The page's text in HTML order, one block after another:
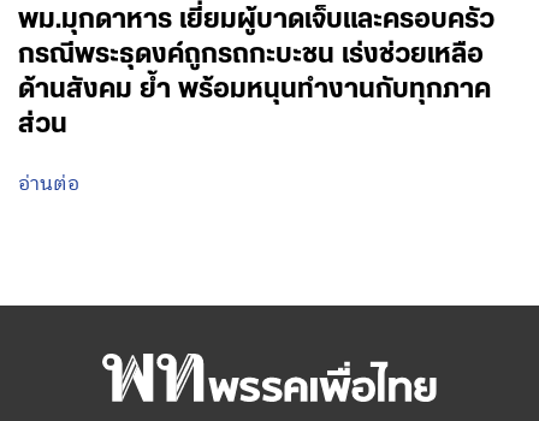
พม.มุกดาหาร เยี่ยมผู้บาดเจ็บและครอบครัว
กรณีพระธุดงค์ถูกรถกะบะชน เร่งช่วยเหลือ
ด้านสังคม ย้ำ พร้อมหนุนทำงานกับทุกภาค
ส่วน
อ่านต่อ